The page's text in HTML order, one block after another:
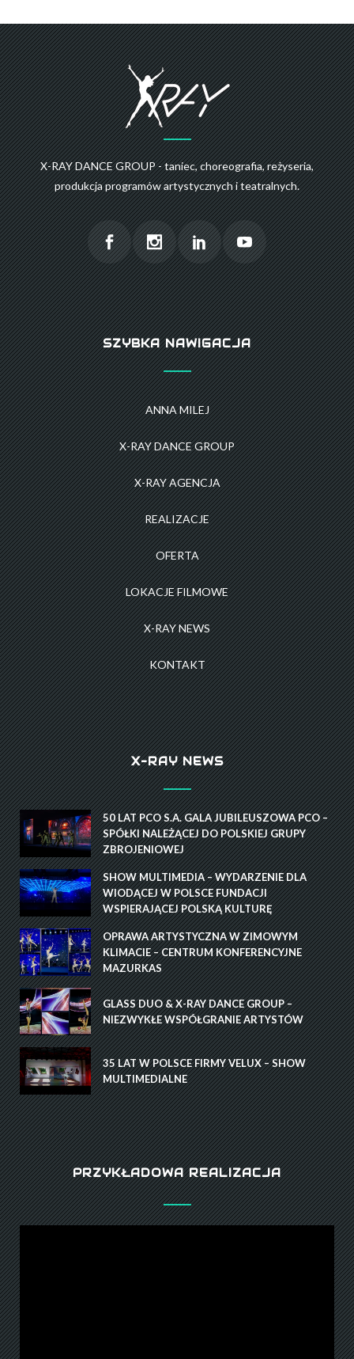
X-RAY DANCE GROUP - taniec, choreografia, reżyseria,
produkcja programów artystycznych i teatralnych.
SZYBKA NAWIGACJA
ANNA MILEJ
X-RAY DANCE GROUP
X-RAY AGENCJA
REALIZACJE
OFERTA
LOKACJE FILMOWE
X-RAY NEWS
KONTAKT
X-RAY NEWS
50 LAT PCO S.A. GALA JUBILEUSZOWA PCO –
SPÓŁKI NALEŻĄCEJ DO POLSKIEJ GRUPY
ZBROJENIOWEJ
SHOW MULTIMEDIA – WYDARZENIE DLA
WIODĄCEJ W POLSCE FUNDACJI
WSPIERAJĄCEJ POLSKĄ KULTURĘ
OPRAWA ARTYSTYCZNA W ZIMOWYM
KLIMACIE – CENTRUM KONFERENCYJNE
MAZURKAS
GLASS DUO & X-RAY DANCE GROUP –
NIEZWYKŁE WSPÓŁGRANIE ARTYSTÓW
35 LAT W POLSCE FIRMY VELUX – SHOW
MULTIMEDIALNE
PRZYKŁADOWA REALIZACJA